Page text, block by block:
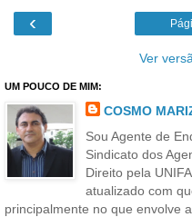
‹
Ver
UM POUCO DE MIM:
COSMO
Sou Agente de
Sindicato dos
Direito pela
atualizado com
principalmente no que envolve